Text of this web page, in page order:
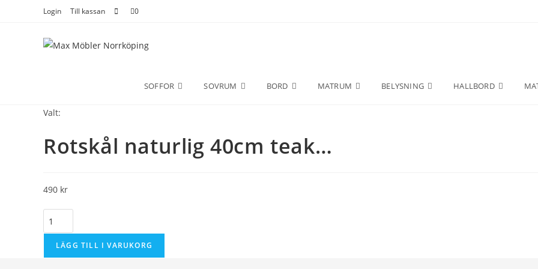
Login Till kassan 0
SOFFOR SOVRUM BORD MATRUM BELYSNING HALLBORD
Valt:
Rotskål naturlig 40cm teak…
490 kr
Rotskål
naturlig
40cm
teak
LÄGG TILL I VARUKORG